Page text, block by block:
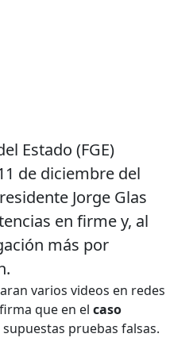
Estado (FGE)
de diciembre del
Jorge Glas
en firme y, al
más por
varios videos en redes
que en elcaso
pruebas falsas.